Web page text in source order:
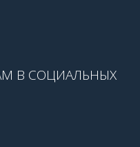
В СОЦИАЛЬНЫХ